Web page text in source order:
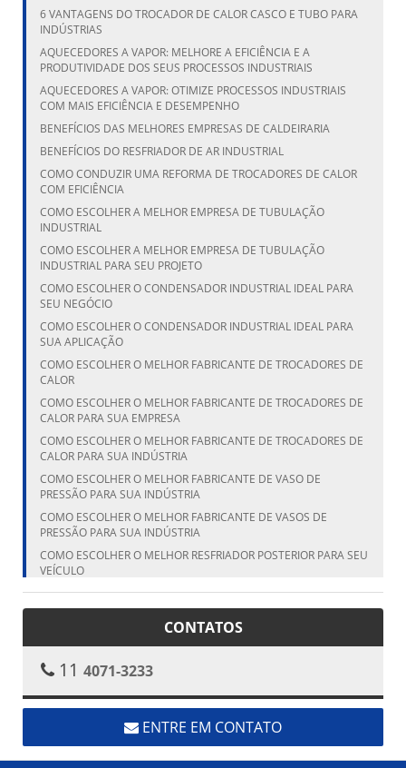
6 VANTAGENS DO TROCADOR DE CALOR CASCO E TUBO PARA
INDÚSTRIAS
AQUECEDORES A VAPOR: MELHORE A EFICIÊNCIA E A
PRODUTIVIDADE DOS SEUS PROCESSOS INDUSTRIAIS
AQUECEDORES A VAPOR: OTIMIZE PROCESSOS INDUSTRIAIS
COM MAIS EFICIÊNCIA E DESEMPENHO
BENEFÍCIOS DAS MELHORES EMPRESAS DE CALDEIRARIA
BENEFÍCIOS DO RESFRIADOR DE AR INDUSTRIAL
COMO CONDUZIR UMA REFORMA DE TROCADORES DE CALOR
COM EFICIÊNCIA
COMO ESCOLHER A MELHOR EMPRESA DE TUBULAÇÃO
INDUSTRIAL
COMO ESCOLHER A MELHOR EMPRESA DE TUBULAÇÃO
INDUSTRIAL PARA SEU PROJETO
COMO ESCOLHER O CONDENSADOR INDUSTRIAL IDEAL PARA
SEU NEGÓCIO
COMO ESCOLHER O CONDENSADOR INDUSTRIAL IDEAL PARA
SUA APLICAÇÃO
COMO ESCOLHER O MELHOR FABRICANTE DE TROCADORES DE
CALOR
COMO ESCOLHER O MELHOR FABRICANTE DE TROCADORES DE
CALOR PARA SUA EMPRESA
COMO ESCOLHER O MELHOR FABRICANTE DE TROCADORES DE
CALOR PARA SUA INDÚSTRIA
COMO ESCOLHER O MELHOR FABRICANTE DE VASO DE
PRESSÃO PARA SUA INDÚSTRIA
COMO ESCOLHER O MELHOR FABRICANTE DE VASOS DE
PRESSÃO PARA SUA INDÚSTRIA
COMO ESCOLHER O MELHOR RESFRIADOR POSTERIOR PARA SEU
VEÍCULO
COMO ESCOLHER O MELHOR RESFRIADOR POSTERIOR PARA SEU
VEÍCULO
COMO ESCOLHER O MELHOR VASO DE PRESSÃO FABRICANTE
PARA SUA NECESSIDADE
COMO ESCOLHER O TANQUE CILÍNDRICO VERTICAL IDEAL PARA
COMO ESCOLHER O TANQUE VERTICAL IDEAL PARA SUA
COMO ESCOLHER O TROCADOR DE CALOR ALETADO IDEAL
PARA SUA INDÚSTRIA
CONTATOS
11 4071-3233
ENTRE EM CONTATO